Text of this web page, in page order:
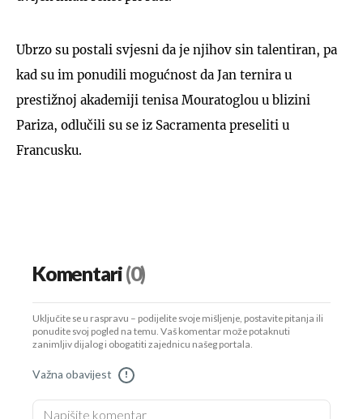
Ubrzo su postali svjesni da je njihov sin talentiran, pa
kad su im ponudili mogućnost da Jan ternira u
prestižnoj akademiji tenisa Mouratoglou u blizini
Pariza, odlučili su se iz Sacramenta preseliti u
Francusku.
Komentari(0)
Uključite se u raspravu – podijelite svoje mišljenje, postavite pitanja ili
ponudite svoj pogled na temu. Vaš komentar može potaknuti
zanimljiv dijalog i obogatiti zajednicu našeg portala.
Važna obavijest !